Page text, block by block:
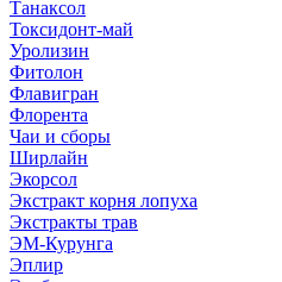
Танаксол
Токсидонт-май
Уролизин
Фитолон
Флавигран
Флорента
Чаи и сборы
Ширлайн
Экорсол
Экстракт корня лопуха
Экстракты трав
ЭМ-Курунга
Эплир